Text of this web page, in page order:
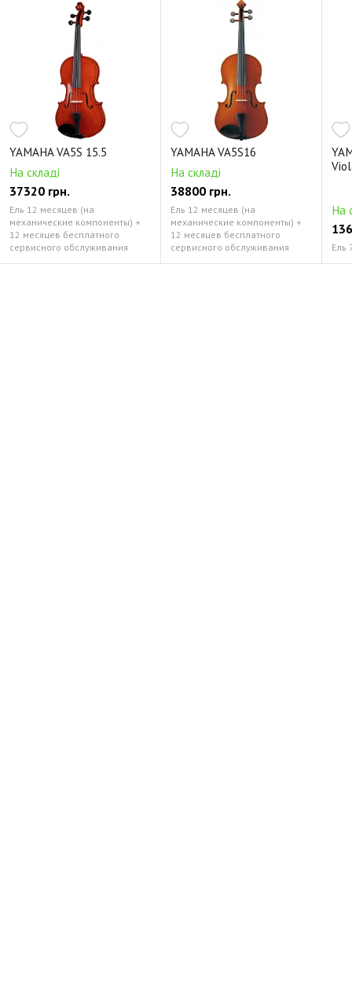
YAMAHA VA5S 15.5
На складі
37320 грн.
Ель 12 месяцев (на
механические компоненты) +
12 месяцев бесплатного
сервисного обслуживания
YAMAHA VA5S16
На складі
38800 грн.
Ель 12 месяцев (на
механические компоненты) +
12 месяцев бесплатного
сервисного обслуживания
На
Ель